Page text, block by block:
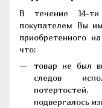
В течение 14-
покупателем Вы
приобретенного
что:
товар не был
следов
подвергалось